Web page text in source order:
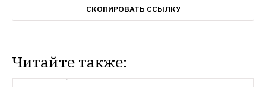
СКОПИРОВАТЬ ССЫЛКУ
Читайте также:
МОСКВА В ЦИФРАХ